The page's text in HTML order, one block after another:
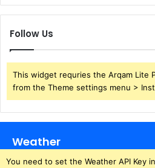
Follow Us
This widget requries the Arqam Lite
from the Theme settings menu >
Weather
You need to set the Weather API Key